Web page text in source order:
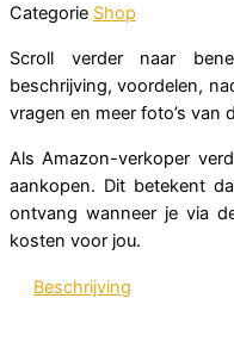
Categorie Shop
Scroll verder naar
beschrijving, voordelen,
vragen en meer foto’s van
Als Amazon-verkoper
aankopen. Dit betekent
ontvang wanneer je via
kosten voor jou.
Beschrijving